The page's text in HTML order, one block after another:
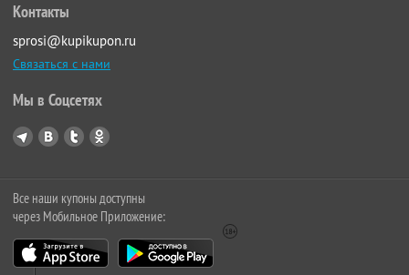
Контакты
sprosi@kupikupon.ru
Связаться с нами
Мы в Соцсетях
Все наши купоны доступны
через Мобильное Приложение: